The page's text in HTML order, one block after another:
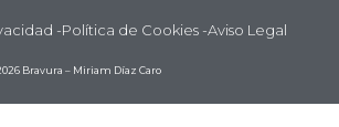
-Política de Cookies -Aviso Legal
Bravura – Miriam Díaz Caro